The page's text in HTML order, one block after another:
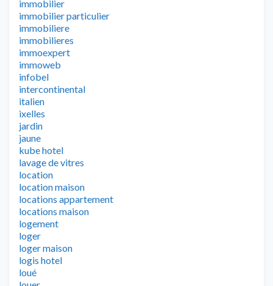
immobilier
immobilier particulier
immobiliere
immobilieres
immoexpert
immoweb
infobel
intercontinental
italien
ixelles
jardin
jaune
kube hotel
lavage de vitres
location
location maison
locations appartement
locations maison
logement
loger
loger maison
logis hotel
loué